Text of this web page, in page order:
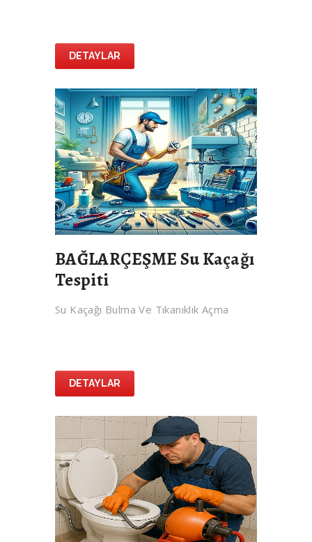
DETAYLAR
BAĞLARÇEŞME Su Kaçağı
Tespiti
Su Kaçağı Bulma Ve Tıkanıklık Açma
DETAYLAR